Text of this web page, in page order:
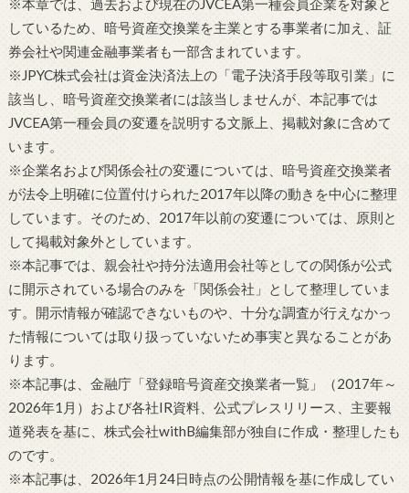
※本章では、過去および現在のJVCEA第一種会員企業を対象と
しているため、暗号資産交換業を主業とする事業者に加え、証
券会社や関連金融事業者も一部含まれています。
※JPYC株式会社は資金決済法上の「電子決済手段等取引業」に
該当し、暗号資産交換業者には該当しませんが、本記事では
JVCEA第一種会員の変遷を説明する文脈上、掲載対象に含めて
います。
※企業名および関係会社の変遷については、暗号資産交換業者
が法令上明確に位置付けられた2017年以降の動きを中心に整理
しています。そのため、2017年以前の変遷については、原則と
して掲載対象外としています。
※本記事では、親会社や持分法適用会社等としての関係が公式
に開示されている場合のみを「関係会社」として整理していま
す。開示情報が確認できないものや、十分な調査が行えなかっ
た情報については取り扱っていないため事実と異なることがあ
ります。
※本記事は、金融庁「登録暗号資産交換業者一覧」（2017年～
2026年1月）および各社IR資料、公式プレスリリース、主要報
道発表を基に、株式会社withB編集部が独自に作成・整理したも
のです。
※本記事は、2026年1月24日時点の公開情報を基に作成してい